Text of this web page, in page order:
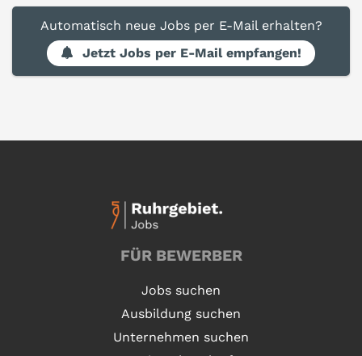
Automatisch neue Jobs per E-Mail erhalten?
Jetzt Jobs per E-Mail empfangen!
FÜR BEWERBER
Jobs suchen
Ausbildung suchen
Unternehmen suchen